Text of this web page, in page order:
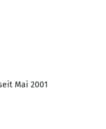
Mai 2001